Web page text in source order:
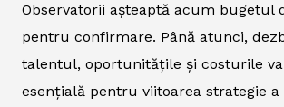
Observatorii așteaptă acum bugetul
pentru confirmare. Până atunci,
talentul, oportunitățile și costurile
esențială pentru viitoarea strategie a